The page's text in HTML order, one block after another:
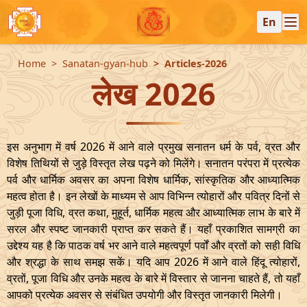
En
Home Sanatan-gyan-hub Articles-2026
लेख 2026
इस अनुभाग में वर्ष 2026 में आने वाले प्रमुख सनातन धर्म के पर्व, व्रत और
विशेष तिथियों से जुड़े विस्तृत लेख पढ़ने को मिलेंगे। सनातन परंपरा में प्रत्येक
पर्व और धार्मिक अवसर का अपना विशेष धार्मिक, सांस्कृतिक और आध्यात्मिक
महत्व होता है। इन लेखों के माध्यम से आप विभिन्न त्योहारों और पवित्र दिनों से
जुड़ी पूजा विधि, व्रत कथा, मुहूर्त, धार्मिक महत्व और आध्यात्मिक लाभ के बारे में
सरल और स्पष्ट जानकारी प्राप्त कर सकते हैं। यहाँ प्रकाशित सामग्री का
उद्देश्य यह है कि पाठक वर्ष भर आने वाले महत्वपूर्ण पर्वों और व्रतों को सही विधि
और श्रद्धा के साथ समझ सकें। यदि आप 2026 में आने वाले हिंदू त्योहारों,
व्रतों, पूजा विधि और उनके महत्व के बारे में विस्तार से जानना चाहते हैं, तो यहाँ
आपको प्रत्येक अवसर से संबंधित उपयोगी और विस्तृत जानकारी मिलेगी।